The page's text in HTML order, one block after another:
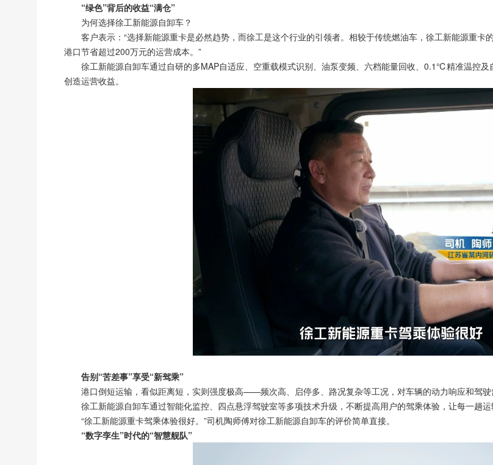
“绿色”背后的收益“满仓”
为何选择徐工新能源自卸车？
客户表示：“选择新能源重卡是必然趋势，而徐工是这个行业的引领者。相较于传统燃油车，徐工新能源重
港口节省超过200万元的运营成本。”
徐工新能源自卸车通过自研的多MAP自适应、空重载模式识别、油泵变频、六档能量回收、0.1℃精准温控
创造运营收益。
告别“苦差事”享受“新驾乘”
港口倒短运输，看似距离短，实则强度极高——频次高、启停多、路况复杂等工况，对车辆的动力响应和驾驶
徐工新能源自卸车通过智能化监控、四点悬浮驾驶室等多项技术升级，不断提高用户的驾乘体验，让每一趟运
“徐工新能源重卡驾乘体验很好。”司机陶师傅对徐工新能源自卸车的评价简单直接。
“数字孪生”时代的“智慧舰队”